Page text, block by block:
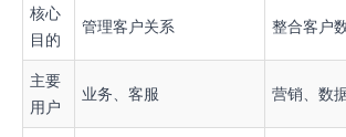
核心
目的
管理客户关系 整合客户
主要
用户
业务、客服 营销、数